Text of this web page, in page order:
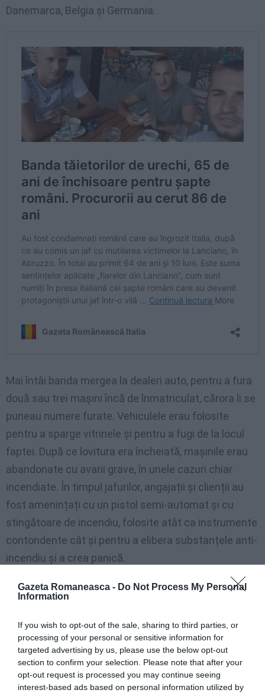
Gazeta Romaneasca - Do Not Process My Personal
Information
If you wish to opt-out of the sale, sharing to third parties, or
processing of your personal or sensitive information for
targeted advertising by us, please use the below opt-out
section to confirm your selection. Please note that after your
opt-out request is processed you may continue seeing
interest-based ads based on personal information utilized by
Danemarca, Belgia și Germania.
Mai întâi banda mergea la dealeri auto, pentru a fura
două sau trei mașini încă de înmatriculat, cărora li se
puneau numere furate. Vehiculele erau folosite
pentru a sparge vitrinele și pentru a fugi de la locul
faptei. După ce lovitura era încheiată, mașinile erau
abandonate cu avarii grave, în unele cazuri chiar
incendiate. În timpul jafurilor, angajații și clienții au
fost amenințați cu un pistol semi-automat și cu
stingătoare de incendiu, folosite atât ca instrumente
contondente cât și pentru a elibera substanțele anti-
incendiu și a crea panică.
Uneori, victimele erau bătute, ca în cazul portarului de
cu un ciocan în cap și în spate. Din fiecare lovitură
erau obținute prăzi de mii de euro, telefoane mobile,
ochelarilor de marcă și a alte bunuri furate, revândute
apoi în România. Autorii au acționat întotdeauna